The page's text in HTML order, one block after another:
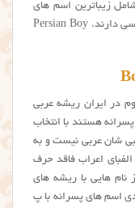
زیباترین اسم های
پسرانه اسم شیک و جدید ایرانی که ریشه پارسی دارند. Persian Boy
در ایران ریشه عربی
هستند با انتخاب
شان عربی نیست و به
الفبای اعراب فاقد حرف
نیز نام هایی با ریشه های
اسم های پسرانه با پ